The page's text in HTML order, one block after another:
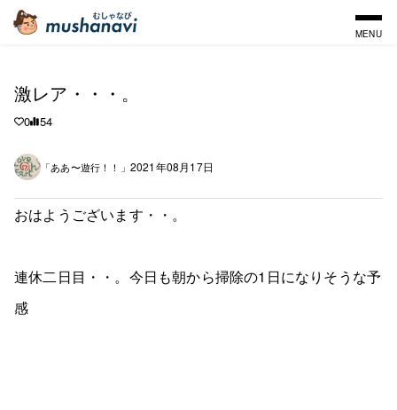
MENU
激レア・・・。
0 54
「ああ〜遊行！！」 2021年08月17日
おはようございます・・。
連休二日目・・。今日も朝から掃除の1日になりそうな予
感